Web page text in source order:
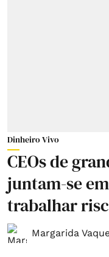
Dinheiro Vivo
CEOs de
juntam-se
trabalhar
Margarida